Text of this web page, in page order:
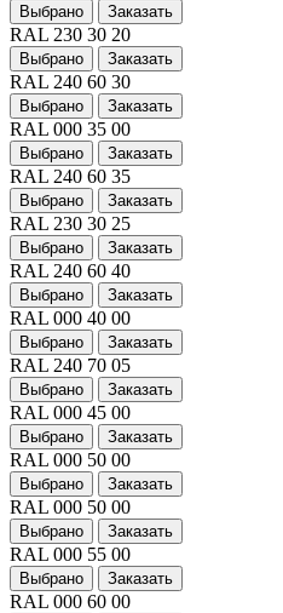
Выбрано Заказать
RAL 230 30 20
Выбрано Заказать
RAL 240 60 30
Выбрано Заказать
RAL 000 35 00
Выбрано Заказать
RAL 240 60 35
Выбрано Заказать
RAL 230 30 25
Выбрано Заказать
RAL 240 60 40
Выбрано Заказать
RAL 000 40 00
Выбрано Заказать
RAL 240 70 05
Выбрано Заказать
RAL 000 45 00
Выбрано Заказать
RAL 000 50 00
Выбрано Заказать
RAL 000 50 00
Выбрано Заказать
RAL 000 55 00
Выбрано Заказать
RAL 000 60 00